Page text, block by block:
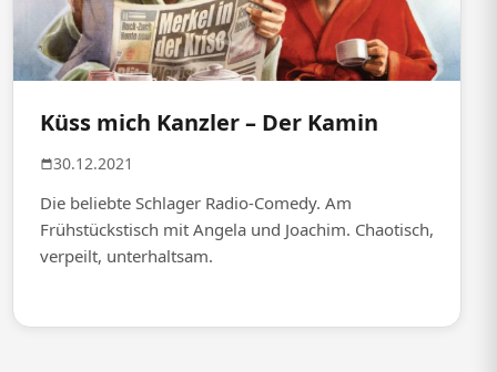
Küss mich Kanzler – Der Kamin
30.12.2021
Die beliebte Schlager Radio-Comedy. Am
Frühstückstisch mit Angela und Joachim. Chaotisch,
verpeilt, unterhaltsam.